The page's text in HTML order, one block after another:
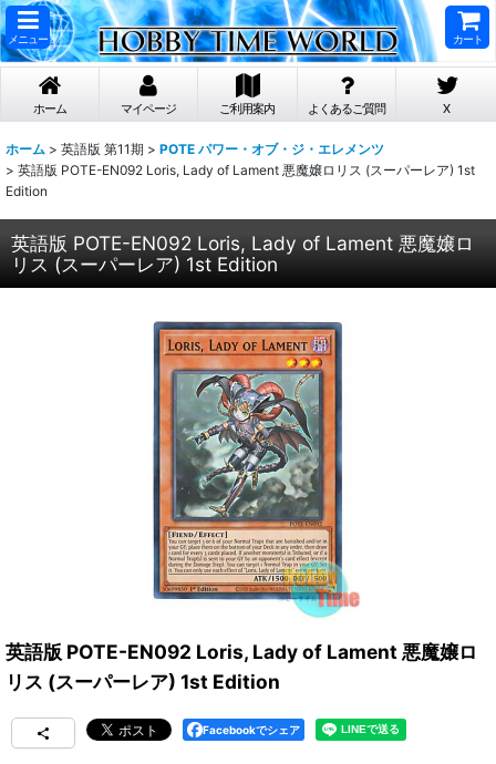
メニュー カート
ホーム マイページ ご利用案内 よくあるご質問 X
ホーム > 英語版 第11期 > POTE パワー・オブ・ジ・エレメンツ
> 英語版 POTE-EN092 Loris, Lady of Lament 悪魔嬢ロリス (スーパーレア) 1st
Edition
英語版 POTE-EN092 Loris, Lady of Lament 悪魔嬢ロ
リス (スーパーレア) 1st Edition
英語版 POTE-EN092 Loris, Lady of Lament 悪魔嬢ロ
リス (スーパーレア) 1st Edition
Facebookでシェア